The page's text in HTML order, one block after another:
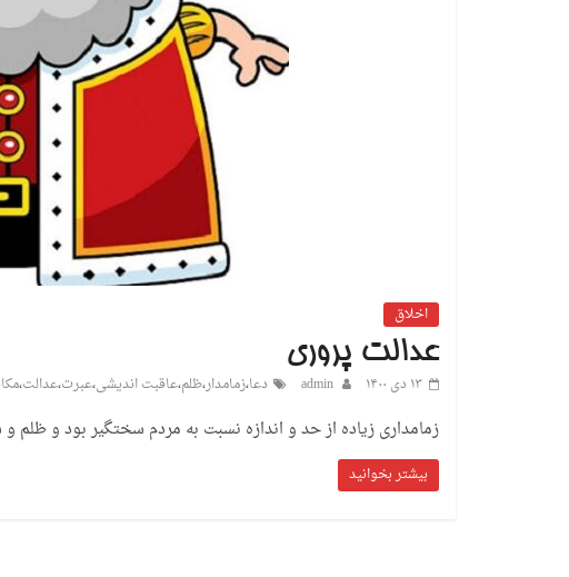
اخلاق
عدالت پروری
۱۳ دی ۱۴۰۰ admin دعا،زمامدار،ظلم،عاقبت اندیشی،عبرت،عدالت،
زمامداری زیاده از حد و اندازه نسبت به مردم سختگیر بود و
بیشتر بخوانید